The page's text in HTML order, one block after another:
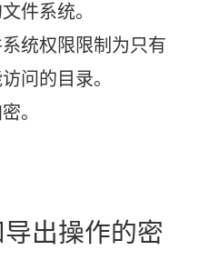
件系统。
统权限限制为只有
问的目录。
。
出操作的密